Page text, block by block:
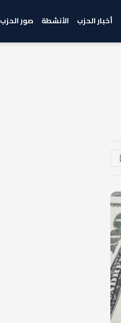
أخبار الحزب الأنشطة صور الحزب